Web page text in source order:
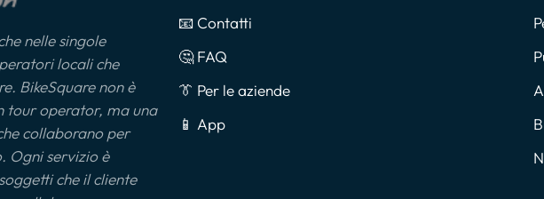
nelle singole
locali che
BikeSquare non è
tour operator, ma una
collaborano per
Ogni servizio è
che il cliente
📧 Contatti
🤔 FAQ
👔 Per le aziende
📱 App